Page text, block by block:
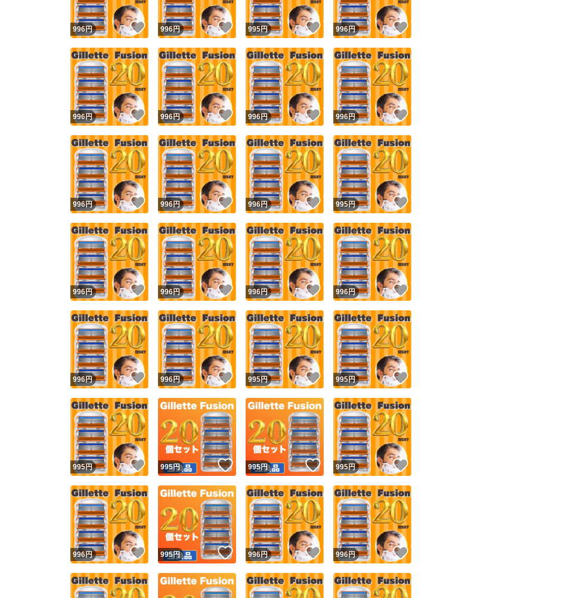
ユーザーの実績について
Yahoo!フリマが定めた一定の基準を満たしたユーザーにバッジを付与しています
安心取引出品者
安心取引出品者 Yahoo!フリマの基準をクリアした安心・安全なユーザーです
取引実績
取引実績◯+ このユーザーはYahoo!フリマの取引を完了させた実績があります
他フリマ実績◯+ このユーザーは他フリマサービスでの取引実績があります
スピード&安心発送
※このバッジは実績に基づく表示であり、発送を保証しているものではありません
スピード＆安心発送
このユーザーは高頻度で24時間以内＆設定した発送日数内に発送してい
ます
スピード発送 このユーザーは高頻度で24時間以内に発送しています
安心発送 このユーザーは設定した発送日数内に発送しています
この商品の情報をコピーします
商品画像の無断転載は禁止されています
コピーは1商品につき1回です
出品ページへ
キャンセル
996円 いいね！
996円 いいね！
995円 いいね！
996円
996円 いいね！
996円 いいね！
996円 いいね！
996円
996円 いいね！
996円 いいね！
996円 いいね！
995円
996円 いいね！
996円 いいね！
996円 いいね！
996円
996円 いいね！
996円 いいね！
995円 いいね！
995円
995円 いいね！
995円 いいね！
995円 いいね！
995円
996円 いいね！
995円 いいね！
996円 いいね！
996円